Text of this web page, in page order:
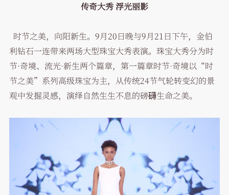
传奇大秀 浮光丽影
时节之美，向阳新生。9月20日晚与9月21日下午，金伯
利钻石一连带来两场大型珠宝大秀表演。珠宝大秀分为时
节·奇境、流光·新生两个篇章，第一篇章时节·奇境以“时
节之美”系列高级珠宝为主，从传统24节气轮转变幻的景
观中发掘灵感，演绎自然生生不息的磅礴生命之美。